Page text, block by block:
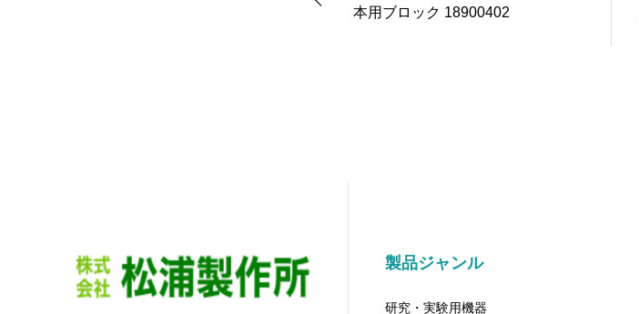
本用ブロック 18900402
製品ジャンル
研究・実験用機器